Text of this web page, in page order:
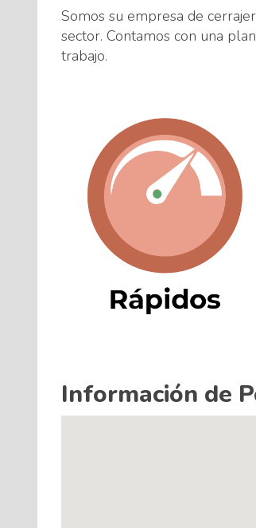
Somos su empresa de
sector. Contamos con una
trabajo.
Información de